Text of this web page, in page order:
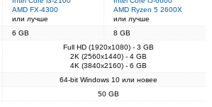
AMD FX-4300
или лучше
AMD Ryzen 5 2600X
или лучше
6 GB
8 GB
Full HD (1920x1080) - 3 GB
2K (2560x1440) - 4 GB
4K (3840x2160) - 6 GB
64-bit Windows 10 или новее
50 GB